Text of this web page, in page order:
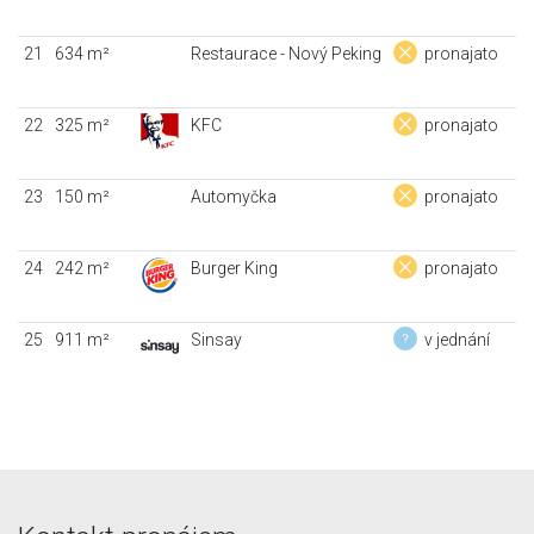
21 634 m² Restaurace - Nový Peking pronajato
22 325 m² KFC pronajato
23 150 m² Automyčka pronajato
24 242 m² Burger King pronajato
25 911 m² Sinsay v jednání